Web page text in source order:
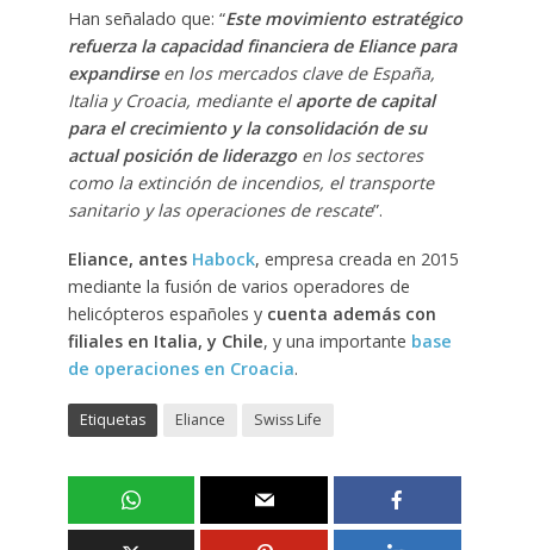
Han señalado que: “Este movimiento estratégico
refuerza la capacidad financiera de Eliance para
expandirseen los mercados clave de España,
Italia y Croacia, mediante el aporte de capital
para el crecimiento y la consolidación de su
actual posición de liderazgoen los sectores
como la extinción de incendios, el transporte
sanitario y las operaciones de rescate”.
Eliance, antes Habock, empresa creada en 2015
mediante la fusión de varios operadores de
helicópteros españoles y cuenta además con
filiales en Italia, y Chile, y una importante base
de operaciones en Croacia.
Etiquetas Eliance Swiss Life